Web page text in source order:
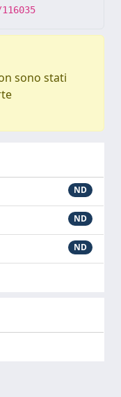
sono stati
ND
ND
ND